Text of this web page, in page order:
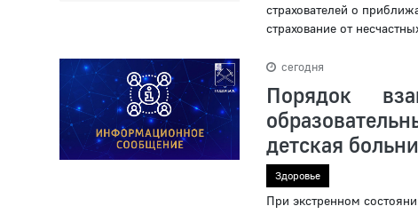
страхователей о
страхование от
сегодня
Порядок
детская
Здоровье
При экстренном